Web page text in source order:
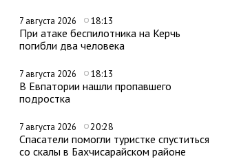
7 августа 2026 18:13
При атаке беспилотника на Керчь
погибли два человека
7 августа 2026 18:13
В Евпатории нашли пропавшего
подростка
7 августа 2026 20:28
Спасатели помогли туристке спуститься
со скалы в Бахчисарайском районе